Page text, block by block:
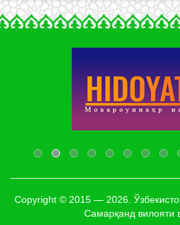
Copyright © 2015 — 2026.
Самарқанд вилояти